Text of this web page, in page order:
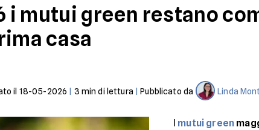
i mutui green restano
casa
il 18-05-2026 3 min di lettura |Pubblicato da Linda
I mutui green